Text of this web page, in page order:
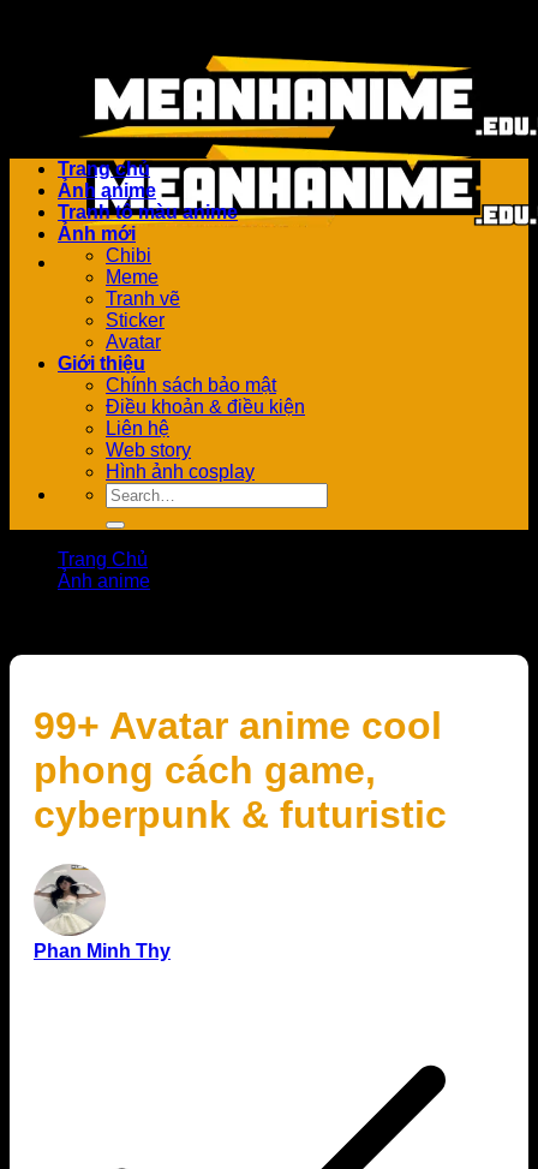
Trang chủ
Ảnh anime
Tranh tô màu anime
Ảnh mới
Chibi
Meme
Tranh vẽ
Sticker
Avatar
Giới thiệu
Chính sách bảo mật
Điều khoản & điều kiện
Liên hệ
Web story
Hình ảnh cosplay
Trang Chủ
Ảnh anime
99+ Avatar anime cool
phong cách game,
cyberpunk & futuristic
Phan Minh Thy